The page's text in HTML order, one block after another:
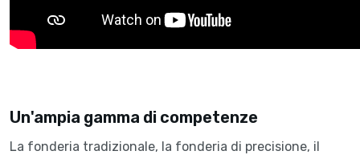
Un'ampia gamma di competenze
La fonderia tradizionale, la fonderia di precisione, il